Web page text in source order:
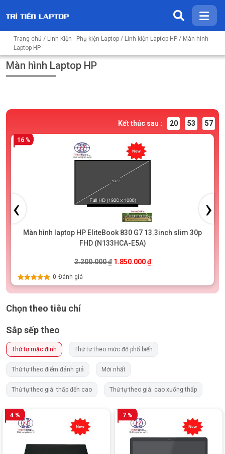
Trang chủ / Linh Kiện - Phụ kiện Laptop / Linh kiện Laptop HP / Màn hình
Laptop HP
Màn hình Laptop HP
Kết thúc sau : 20 53 56
16 %
Màn hình laptop HP EliteBook 830 G7 13.3inch slim 30p
FHD (N133HCA-E5A)
2.200.000₫ Giá gốc là: 2.200.000 ₫.
1.850.000₫Giá hiện tại là:
Được xếp
0 Đánh giá
‹ ›
Chọn theo tiêu chí
Sắp sếp theo
Thứ tự mặc định Thứ tự theo mức độ phổ biến
Thứ tự theo điểm đánh giá Mới nhất
Thứ tự theo giá: thấp đến cao Thứ tự theo giá: cao xuống thấp
4 % 7 %